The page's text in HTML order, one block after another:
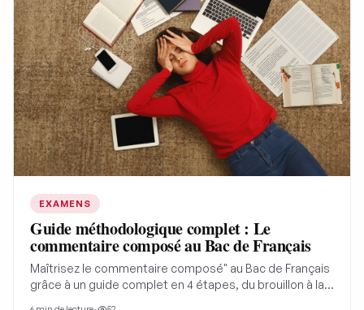
EXAMENS
Guide méthodologique complet : Le
commentaire composé au Bac de Français
Maîtrisez le commentaire composé" au Bac de Français
grâce à un guide complet en 4 étapes, du brouillon à la